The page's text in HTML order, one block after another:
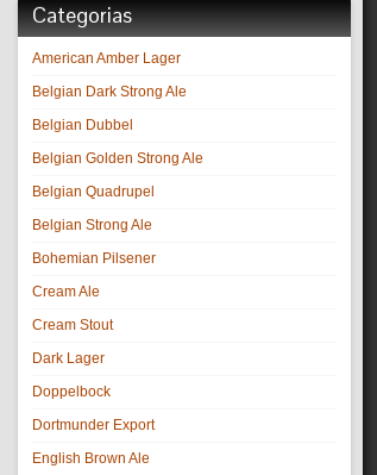
Categorias
American Amber Lager
Belgian Dark Strong Ale
Belgian Dubbel
Belgian Golden Strong Ale
Belgian Quadrupel
Belgian Strong Ale
Bohemian Pilsener
Cream Ale
Cream Stout
Dark Lager
Doppelbock
Dortmunder Export
English Brown Ale